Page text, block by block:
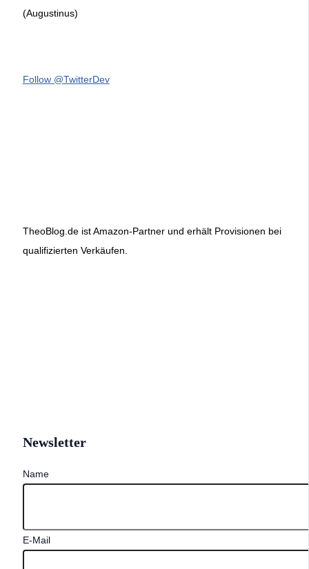
(Augustinus)
Follow @TwitterDev
TheoBlog.de ist Amazon-Partner und erhält Provisionen bei
qualifizierten Verkäufen.
Newsletter
Name
E-Mail